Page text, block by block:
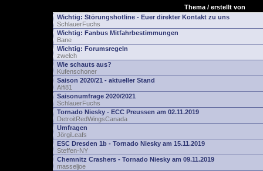
Thema / erstellt von
Wichtig: Störungshotline - Euer direkter Kontakt zu uns
SchlauerFuchs
Wichtig: Fanbus Mitfahrbestimmungen
Bane
Wichtig: Forumsregeln
zwelch
Wie schauts aus?
Kufenschoner
Saison 2020/21 - aktueller Stand
Alfi81
Saisonumfrage 2020/2021
SchlauerFuchs
Tornado Niesky - ECC Preussen am 02.11.2019
DetroitRedWingsCanada
Umfragen
JörgiLeafs
ESC Dresden 1b - Tornado Niesky am 15.11.2019
Steffen-NY
Chemnitz Crashers - Tornado Niesky am 09.11.2019
masseljoe